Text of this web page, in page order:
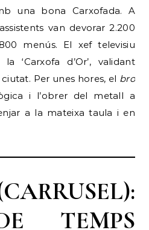
una bona Carxofada. A
van devorar 2.200
menús. El xef televisiu
‘Carxofa d’Or’, validant
Per unes hores, el bro
i l’obrer del metall a
a la mateixa taula i en
TEMPS